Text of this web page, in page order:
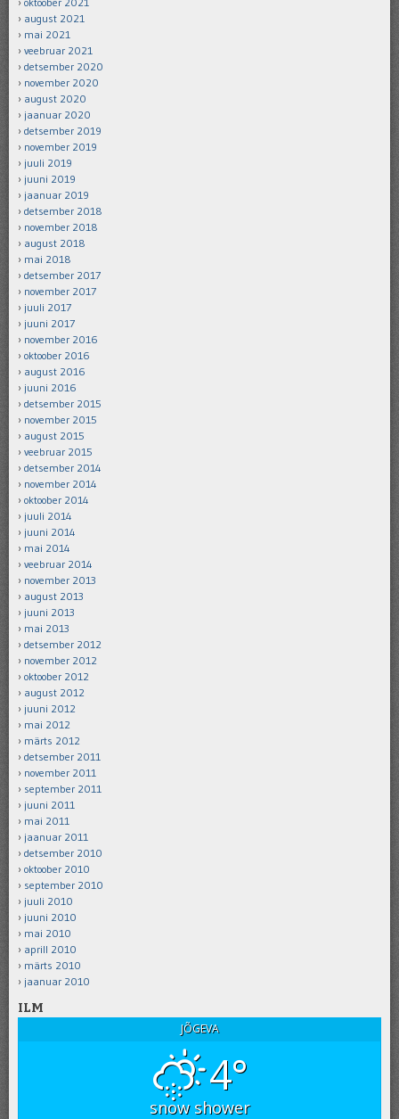
august 2021
mai 2021
veebruar 2021
detsember 2020
november 2020
august 2020
jaanuar 2020
detsember 2019
november 2019
juuli 2019
juuni 2019
jaanuar 2019
detsember 2018
november 2018
august 2018
mai 2018
detsember 2017
november 2017
juuli 2017
juuni 2017
november 2016
oktoober 2016
august 2016
juuni 2016
detsember 2015
november 2015
august 2015
veebruar 2015
detsember 2014
november 2014
oktoober 2014
juuli 2014
juuni 2014
mai 2014
veebruar 2014
november 2013
august 2013
juuni 2013
mai 2013
detsember 2012
november 2012
oktoober 2012
august 2012
juuni 2012
mai 2012
märts 2012
detsember 2011
november 2011
september 2011
juuni 2011
mai 2011
jaanuar 2011
detsember 2010
oktoober 2010
september 2010
juuli 2010
juuni 2010
mai 2010
aprill 2010
märts 2010
jaanuar 2010
ILM
JÕGEVA
4°
snow shower